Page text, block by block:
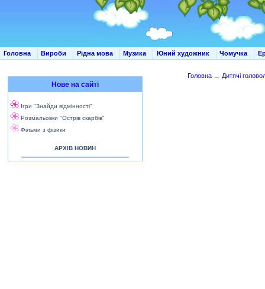
Головна Вироби Рідна мова Музика Юний художник Чомучка
Нове на сайті
Ігри "Знайди відмінності"
Розмальовки "Острів скарбів"
Фільми з фізики
АРХІВ НОВИН
Головна → Дитячі